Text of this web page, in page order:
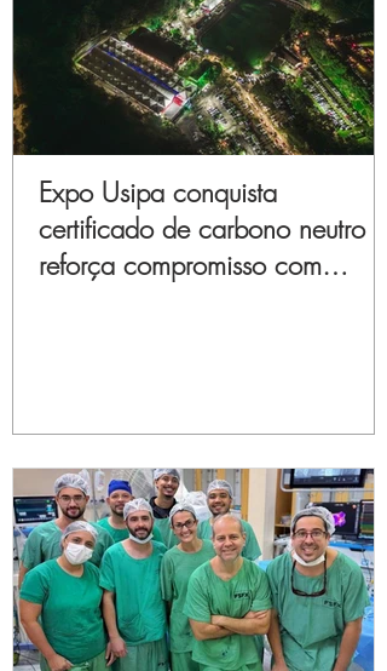
Expo Usipa conquista
certificado de carbono neutro e
reforça compromisso com